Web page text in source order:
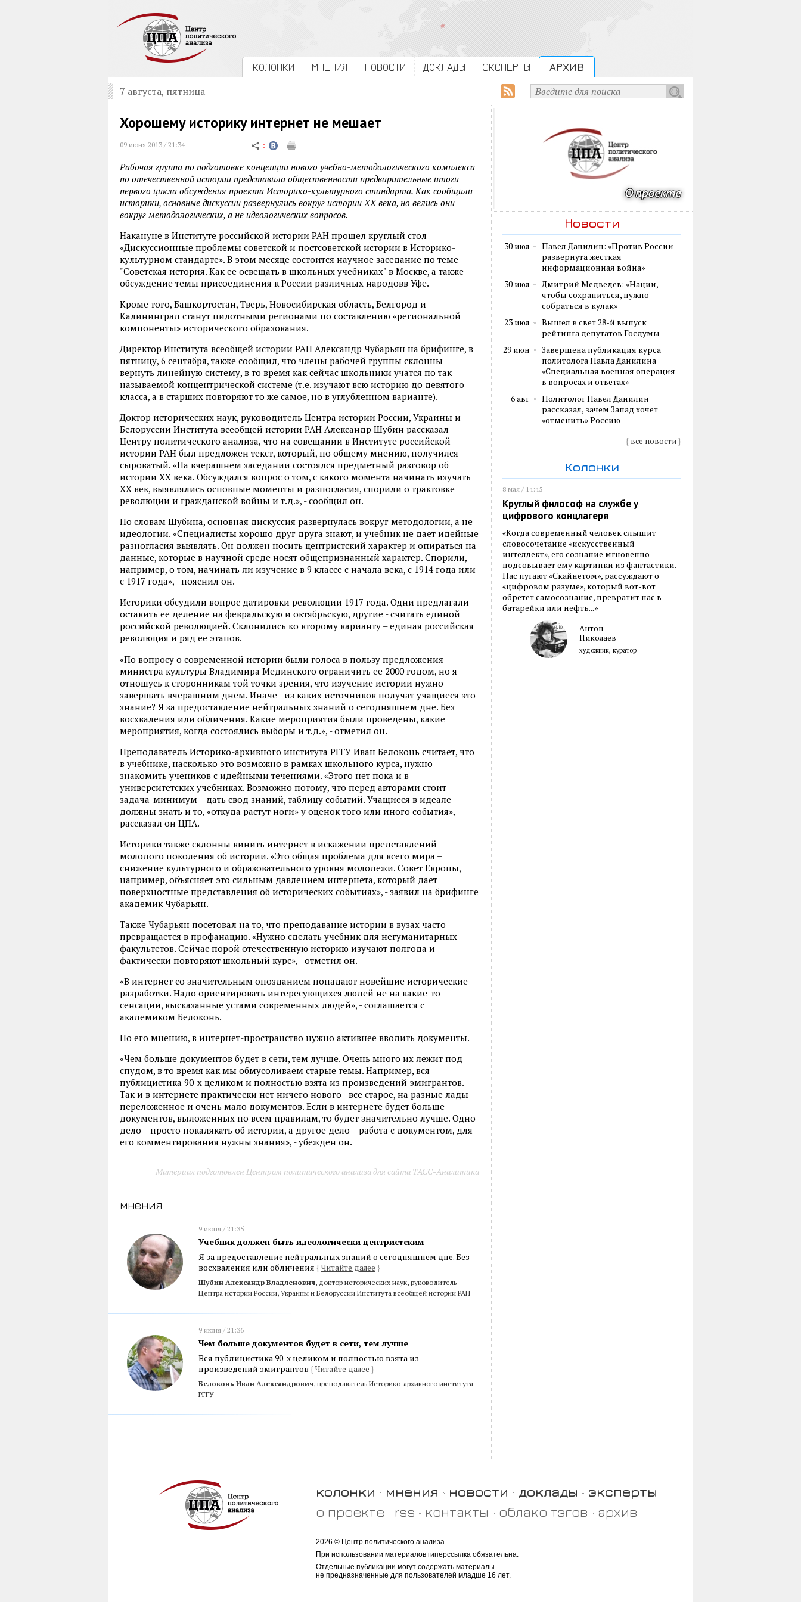
КОЛОНКИ МНЕНИЯ НОВОСТИ ДОКЛАДЫ ЭКСПЕРТЫ АРХИВ
7 августа, пятница
Хорошему историку интернет не мешает
09 июня 2013 / 21:34
Рабочая группа по подготовке концепции нового учебно-методологического комплекса
по отечественной истории представила общественности предварительные итоги
первого цикла обсуждения проекта Историко-культурного стандарта. Как сообщили
историки, основные дискуссии развернулись вокруг истории XX века, но велись они
вокруг методологических, а не идеологических вопросов.
Накануне в Институте российской истории РАН прошел круглый стол
«Дискуссионные проблемы советской и постсоветской истории в Историко-
культурном стандарте». В этом месяце состоится научное заседание по теме
"Советская история. Как ее освещать в школьных учебниках" в Москве, а также
обсуждение темы присоединения к России различных народовв Уфе.
Кроме того, Башкортостан, Тверь, Новосибирская область, Белгород и
Калининград станут пилотными регионами по составлению «региональной
компоненты» исторического образования.
Директор Института всеобщей истории РАН Александр Чубарьян на брифинге, в
пятницу, 6 сентября, также сообщил, что члены рабочей группы склонны
вернуть линейную систему, в то время как сейчас школьники учатся по так
называемой концентрической системе (т.е. изучают всю историю до девятого
класса, а в старших повторяют то же самое, но в углубленном варианте).
Доктор исторических наук, руководитель Центра истории России, Украины и
Белоруссии Института всеобщей истории РАН Александр Шубин рассказал
Центру политического анализа, что на совещании в Институте российской
истории РАН был предложен текст, который, по общему мнению, получился
сыроватый. «На вчерашнем заседании состоялся предметный разговор об
истории XX века. Обсуждался вопрос о том, с какого момента начинать изучать
XX век, выявлялись основные моменты и разногласия, спорили о трактовке
революции и гражданской войны и т.д.», - сообщил он.
По словам Шубина, основная дискуссия развернулась вокруг методологии, а не
идеологии. «Специалисты хорошо друг друга знают, и учебник не дает идейные
разногласия выявлять. Он должен носить центристский характер и опираться на
данные, которые в научной среде носят общепризнанный характер. Спорили,
например, о том, начинать ли изучение в 9 классе с начала века, с 1914 года или
с 1917 года», - пояснил он.
Историки обсудили вопрос датировки революции 1917 года. Одни предлагали
оставить ее деление на февральскую и октябрьскую, другие - считать единой
российской революцией. Склонились ко второму варианту – единая российская
революция и ряд ее этапов.
«По вопросу о современной истории были голоса в пользу предложения
министра культуры Владимира Мединского ограничить ее 2000 годом, но я
отношусь к сторонникам той точки зрения, что изучение истории нужно
завершать вчерашним днем. Иначе - из каких источников получат учащиеся это
знание? Я за предоставление нейтральных знаний о сегодняшнем дне. Без
восхваления или обличения. Какие мероприятия были проведены, какие
мероприятия, когда состоялись выборы и т.д.», - отметил он.
Преподаватель Историко-архивного института РГГУ Иван Белоконь считает, что
в учебнике, насколько это возможно в рамках школьного курса, нужно
знакомить учеников с идейными течениями. «Этого нет пока и в
университетских учебниках. Возможно потому, что перед авторами стоит
задача-минимум – дать свод знаний, таблицу событий. Учащиеся в идеале
должны знать и то, «откуда растут ноги» у оценок того или иного события», -
рассказал он ЦПА.
Историки также склонны винить интернет в искажении представлений
молодого поколения об истории. «Это общая проблема для всего мира –
снижение культурного и образовательного уровня молодежи. Совет Европы,
например, объясняет это сильным давлением интернета, который дает
поверхностные представления об исторических событиях», - заявил на брифинге
академик Чубарьян.
Также Чубарьян посетовал на то, что преподавание истории в вузах часто
превращается в профанацию. «Нужно сделать учебник для негуманитарных
факультетов. Сейчас порой отечественную историю изучают полгода и
фактически повторяют школьный курс», - отметил он.
«В интернет со значительным опозданием попадают новейшие исторические
разработки. Надо ориентировать интересующихся людей не на какие-то
сенсации, высказанные устами современных людей», - соглашается с
академиком Белоконь.
По его мнению, в интернет-пространство нужно активнее вводить документы.
«Чем больше документов будет в сети, тем лучше. Очень много их лежит под
спудом, в то время как мы обмусоливаем старые темы. Например, вся
публицистика 90-х целиком и полностью взята из произведений эмигрантов.
Так и в интернете практически нет ничего нового - все старое, на разные лады
переложенное и очень мало документов. Если в интернете будет больше
документов, выложенных по всем правилам, то будет значительно лучше. Одно
дело – просто покалякать об истории, а другое дело – работа с документом, для
его комментирования нужны знания», - убежден он.
Материал подготовлен Центром политического анализа для сайта ТАСС-Аналитика
мнения
9 июня / 21:35
Учебник должен быть идеологически центристским
Я за предоставление нейтральных знаний о сегодняшнем дне. Без
восхваления или обличения { Читайте далее }
Шубин Александр Владленович, доктор исторических наук, руководитель
Центра истории России, Украины и Белоруссии Института всеобщей истории РАН
9 июня / 21:36
Чем больше документов будет в сети, тем лучше
Вся публицистика 90-х целиком и полностью взята из
произведений эмигрантов { Читайте далее }
Белоконь Иван Александрович, преподаватель Историко-архивного института
РГГУ
Новости
30 июл
Павел Данилин: «Против России
развернута жесткая
информационная война»
30 июл
Дмитрий Медведев: «Нации,
чтобы сохраниться, нужно
собраться в кулак»
23 июл
Вышел в свет 28-й выпуск
рейтинга депутатов Госдумы
29 июн
Завершена публикация курса
политолога Павла Данилина
«Специальная военная операция
в вопросах и ответах»
6 авг
Политолог Павел Данилин
рассказал, зачем Запад хочет
«отменить» Россию
{ все новости}
Колонки
8 мая / 14:45
Круглый философ на службе у
цифрового концлагеря
«Когда современный человек слышит
словосочетание «искусственный
интеллект», его сознание мгновенно
подсовывает ему картинки из фантастики.
Нас пугают «Скайнетом», рассуждают о
«цифровом разуме», который вот-вот
обретет самосознание, превратит нас в
батарейки или нефть...»
Антон
Николаев
художник, куратор
колонки мнения новости доклады
эксперты
о проекте
rss контакты облако тэгов архив
2026 © Центр политического анализа
При использовании материалов гиперссылка обязательна.
Отдельные публикации могут содержать материалы
не предназначенные для пользователей младше 16 лет.